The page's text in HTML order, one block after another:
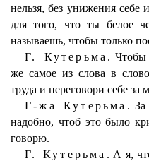
нельзя, без унижения себе
для того, что ты белое
называешь, чтобы только
Г. Кутерьма. Чтобы
же самое из слова в
труда и переговори себе за
Г-жа Кутерьма. За
надобно, чтоб это было
говорю.
Г. Кутерьма. А я,